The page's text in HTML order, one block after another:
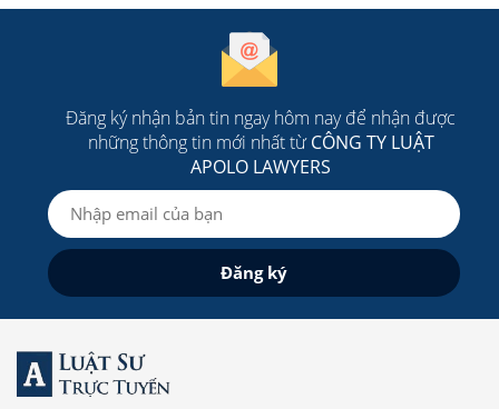
Đăng ký nhận bản tin ngay hôm nay để nhận được
những thông tin mới nhất từCÔNG TY LUẬT
APOLO LAWYERS